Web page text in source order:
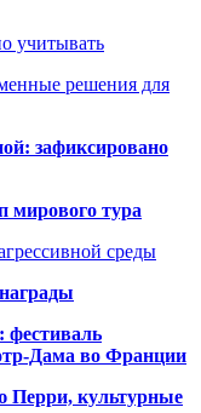
учитывать
решения для
зафиксировано
мирового тура
среды
фестиваль
Дама во Франции
Перри, культурные